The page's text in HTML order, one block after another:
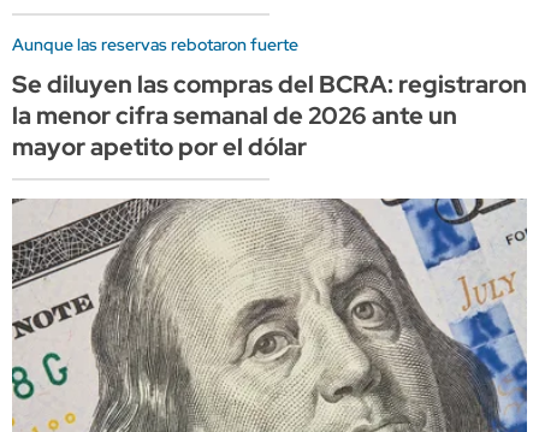
Aunque las reservas rebotaron fuerte
Se diluyen las compras del BCRA: registraron
la menor cifra semanal de 2026 ante un
mayor apetito por el dólar